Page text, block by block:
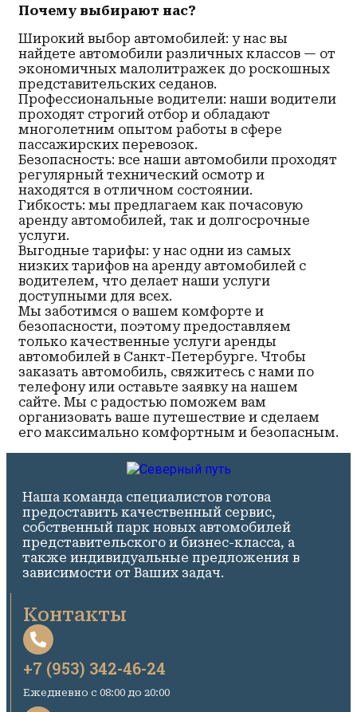
Почему выбирают нас?
Широкий выбор автомобилей: у нас вы
найдете автомобили различных классов — от
экономичных малолитражек до роскошных
представительских седанов.
Профессиональные водители: наши водители
проходят строгий отбор и обладают
многолетним опытом работы в сфере
пассажирских перевозок.
Безопасность: все наши автомобили проходят
регулярный технический осмотр и
находятся в отличном состоянии.
Гибкость: мы предлагаем как почасовую
аренду автомобилей, так и долгосрочные
услуги.
Выгодные тарифы: у нас одни из самых
низких тарифов на аренду автомобилей с
водителем, что делает наши услуги
доступными для всех.
Мы заботимся о вашем комфорте и
безопасности, поэтому предоставляем
только качественные услуги аренды
автомобилей в Санкт-Петербурге. Чтобы
заказать автомобиль, свяжитесь с нами по
телефону или оставьте заявку на нашем
сайте. Мы с радостью поможем вам
организовать ваше путешествие и сделаем
его максимально комфортным и безопасным.
Наша команда специалистов готова
предоставить качественный сервис,
собственный парк новых автомобилей
представительского и бизнес-класса, а
также индивидуальные предложения в
зависимости от Ваших задач.
Контакты
+7 (953) 342-46-24
Ежедневно c 08:00 до 20:00